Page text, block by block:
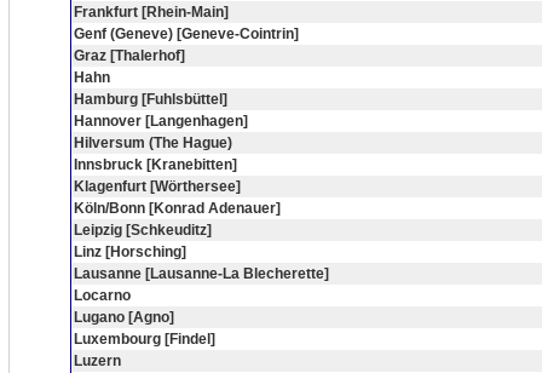
Frankfurt [Rhein-Main]
Genf (Geneve) [Geneve-Cointrin]
Graz [Thalerhof]
Hahn
Hamburg [Fuhlsbüttel]
Hannover [Langenhagen]
Hilversum (The Hague)
Innsbruck [Kranebitten]
Klagenfurt [Wörthersee]
Köln/Bonn [Konrad Adenauer]
Leipzig [Schkeuditz]
Linz [Horsching]
Lausanne [Lausanne-La Blecherette]
Locarno
Lugano [Agno]
Luxembourg [Findel]
Luzern